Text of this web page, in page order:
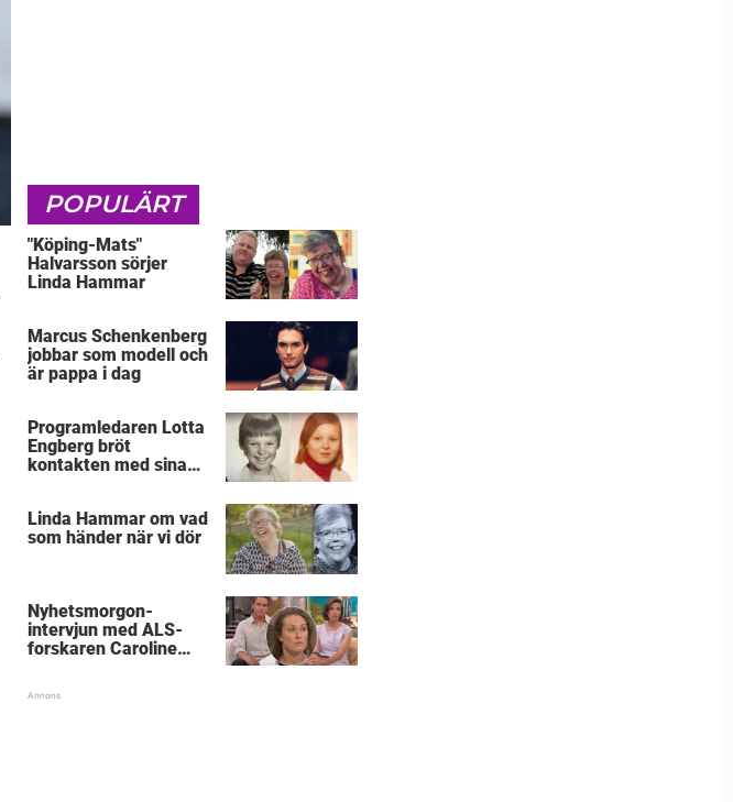
POPULÄRT
"Köping-Mats"
Halvarsson sörjer
Linda Hammar
Marcus Schenkenberg
jobbar som modell och
är pappa i dag
Programledaren Lotta
Engberg bröt
kontakten med sina
Linda Hammar om vad
som händer när vi dör
Nyhetsmorgon-
intervjun med ALS-
forskaren Caroline